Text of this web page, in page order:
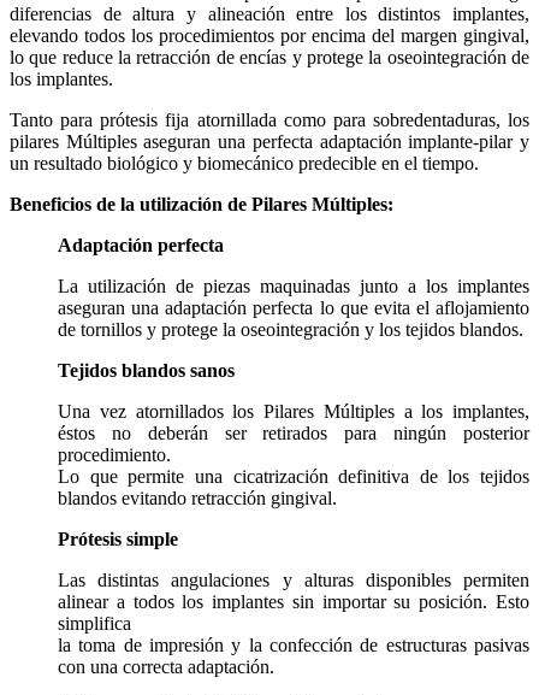
diferencias de altura y alineación entre los distintos implantes,
elevando todos los procedimientos por encima del margen gingival,
lo que reduce la retracción de encías y protege la oseointegración de
los implantes.
Tanto para prótesis fija atornillada como para sobredentaduras, los
pilares Múltiples aseguran una perfecta adaptación implante-pilar y
un resultado biológico y biomecánico predecible en el tiempo.
Beneficios de la utilización de Pilares Múltiples:
Adaptación perfecta
La utilización de piezas maquinadas junto a los implantes
aseguran una adaptación perfecta lo que evita el aflojamiento
de tornillos y protege la oseointegración y los tejidos blandos.
Tejidos blandos sanos
Una vez atornillados los Pilares Múltiples a los implantes,
éstos no deberán ser retirados para ningún posterior
procedimiento.
Lo que permite una cicatrización definitiva de los tejidos
blandos evitando retracción gingival.
Prótesis simple
Las distintas angulaciones y alturas disponibles permiten
alinear a todos los implantes sin importar su posición. Esto
simplifica
la toma de impresión y la confección de estructuras pasivas
con una correcta adaptación.